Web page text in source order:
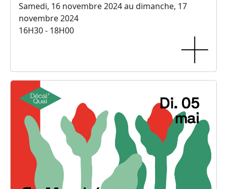
Samedi, 16 novembre 2024 au dimanche, 17
novembre 2024
16H30 - 18H00